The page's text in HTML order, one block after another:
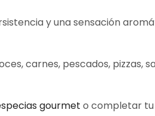
y una sensación
carnes, pescados, pizzas,
gourmet o completar